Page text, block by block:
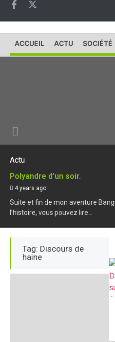
ACCUEIL ACTU SOCIÉTÉ
Actu
Polyandre d’un soir.
4 years ago
Suite et fin de mon aventure
l’histoire, vous pouvez lire...
Tag: Discours de
haine